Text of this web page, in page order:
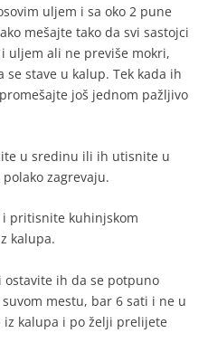
uljem i sa oko 2 pune
mešajte tako da svi sastojci
uljem ali ne previše mokri,
se stave u kalup. Tek kada ih
još jednom pažljivo
u sredinu ili ih utisnite u
zagrevaju.
i pritisnite kuhinjskom
kalupa.
ostavite ih da se potpuno
mestu, bar 6 sati i ne u
kalupa i po želji prelijete